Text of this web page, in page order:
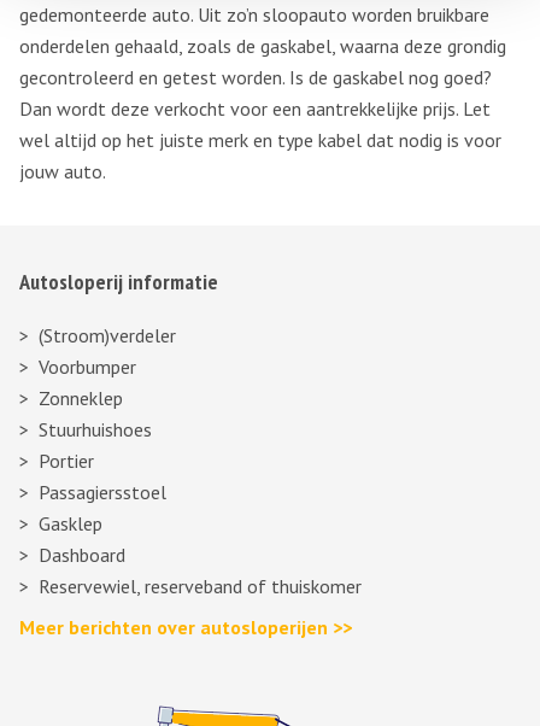
gedemonteerde auto. Uit zo’n sloopauto worden bruikbare
onderdelen gehaald, zoals de gaskabel, waarna deze grondig
gecontroleerd en getest worden. Is de gaskabel nog goed?
Dan wordt deze verkocht voor een aantrekkelijke prijs. Let
wel altijd op het juiste merk en type kabel dat nodig is voor
jouw auto.
Autosloperij informatie
(Stroom)verdeler
Voorbumper
Zonneklep
Stuurhuishoes
Portier
Passagiersstoel
Gasklep
Dashboard
Reservewiel, reserveband of thuiskomer
Meer berichten over autosloperijen >>